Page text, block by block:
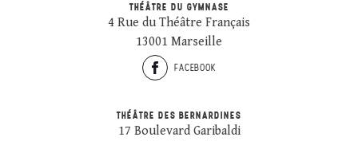
THÉÂTRE DU GYMNASE
4 Rue du Théâtre Français
13001 Marseille
FACEBOOK
THÉÂTRE DES BERNARDINES
17 Boulevard Garibaldi